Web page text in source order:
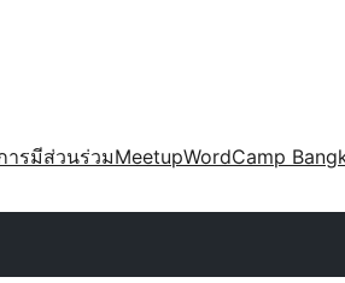
ารมีส่วนร่วมMeetupWordCamp